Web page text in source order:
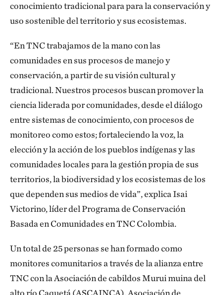
conocimiento tradicional para para la conservación y
uso sostenible del territorio y sus ecosistemas.
“En TNC trabajamos de la mano con las
comunidades en sus procesos de manejo y
conservación, a partir de su visión cultural y
tradicional. Nuestros procesos buscan promover la
ciencia liderada por comunidades, desde el diálogo
entre sistemas de conocimiento, con procesos de
monitoreo como estos; fortaleciendo la voz, la
elección y la acción de los pueblos indígenas y las
comunidades locales para la gestión propia de sus
territorios, la biodiversidad y los ecosistemas de los
que dependen sus medios de vida”, explica Isai
Victorino, líder del Programa de Conservación
Basada en Comunidades en TNC Colombia.
Un total de 25 personas se han formado como
monitores comunitarios a través de la alianza entre
TNC con la Asociación de cabildos Murui muina del
alto río Caquetá (ASCAINCA), Asociación de